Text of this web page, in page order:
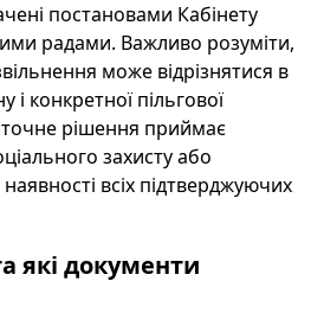
постановами Кабінету
радами. Важливо розуміти,
може відрізнятися в
і конкретної пільгової
рішення приймає
захисту або
всіх підтверджуючих
які документи